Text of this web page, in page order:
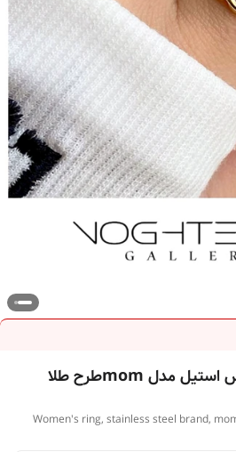
انگشتر زنانه برند استنلس استیل مدل momطرح طلا
Women's ring, stainless steel brand,